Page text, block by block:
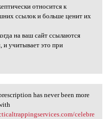
относится к
ссылок и больше ценит их
на ваш сайт ссылаются
и учитывает это при
has never been more
celebre